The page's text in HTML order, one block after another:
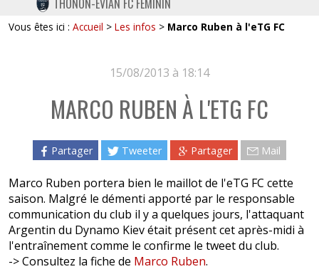
TWITTERTHONON-EVIAN FC FÉMININ
Vous êtes ici : Accueil > Les infos > Marco Ruben à l'eTG FC
15/08/2013 à 18:14
MARCO RUBEN À L'ETG FC
Partager Tweeter Partager Mail
Marco Ruben portera bien le maillot de l'eTG FC cette
saison. Malgré le démenti apporté par le responsable
communication du club il y a quelques jours, l'attaquant
Argentin du Dynamo Kiev était présent cet après-midi à
l'entraînement comme le confirme le tweet du club.
-> Consultez la fiche de Marco Ruben.